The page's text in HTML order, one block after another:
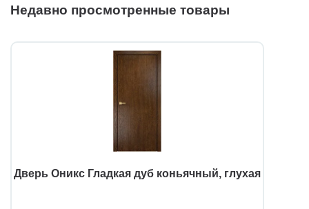
Недавно просмотренные товары
Дверь Оникс Гладкая дуб коньячный, глухая